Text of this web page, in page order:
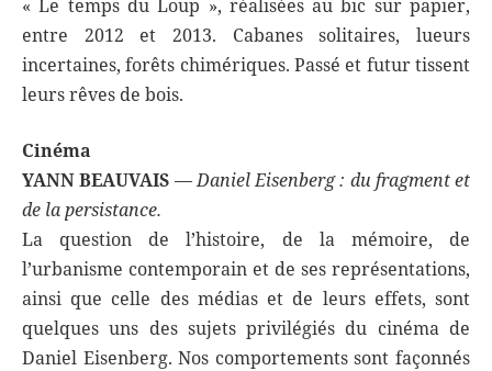
« Le temps du Loup », réalisées au bic sur papier,
entre 2012 et 2013. Cabanes solitaires, lueurs
incertaines, forêts chimériques. Passé et futur tissent
leurs rêves de bois.
Cinéma
YANN BEAUVAIS —Daniel Eisenberg : du fragment et
de la persistance.
La question de l’histoire, de la mémoire, de
l’urbanisme contemporain et de ses représentations,
ainsi que celle des médias et de leurs effets, sont
quelques uns des sujets privilégiés du cinéma de
Daniel Eisenberg. Nos comportements sont façonnés